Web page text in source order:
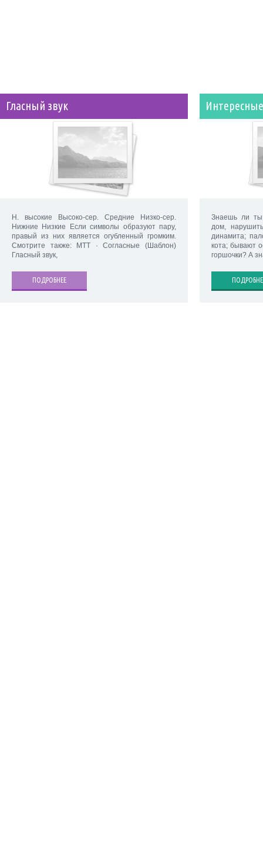
Гласный звук
Н. высокие Высоко-сер. Средние Низко-сер.
Нижние Низкие Если символы образуют пару,
правый из них является огубленный громким.
Смотрите также: МТТ · Согласные (Шаблон)
Гласный звук,
ПОДРОБНЕЕ
Знаешь ли
дом,
динамита;
кота; бывают
горшочки? А